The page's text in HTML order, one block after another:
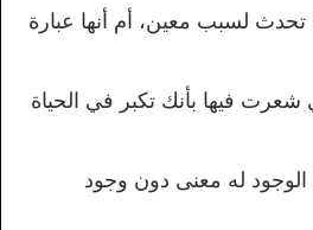
تحدث لسبب معين، أم أنها عبارة
شعرت فيها بأنك تكبر في الحياة
له معنى دون وجود